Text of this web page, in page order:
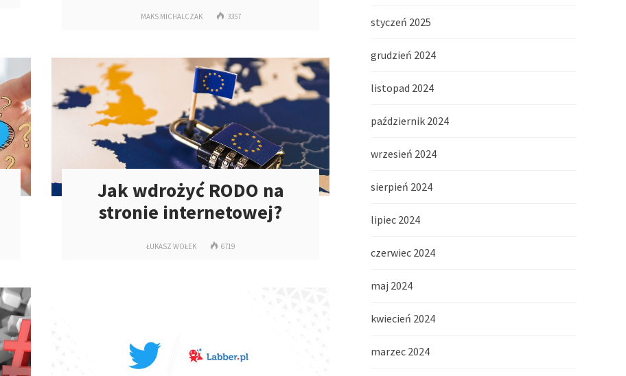
MAKS MICHALCZAK 3357
Jak wdrożyć RODO na
stronie internetowej?
ŁUKASZ WOŁEK 6719
styczeń 2025
grudzień 2024
listopad 2024
październik 2024
wrzesień 2024
sierpień 2024
lipiec 2024
czerwiec 2024
maj 2024
kwiecień 2024
marzec 2024